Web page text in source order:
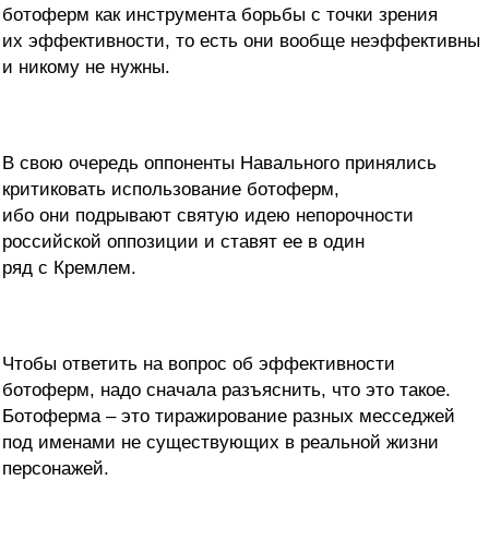
ботоферм как инструмента борьбы с точки зрения
их эффективности, то есть они вообще неэффективны
и никому не нужны.
В свою очередь оппоненты Навального принялись
критиковать использование ботоферм,
ибо они подрывают святую идею непорочности
российской оппозиции и ставят ее в один
ряд с Кремлем.
Чтобы ответить на вопрос об эффективности
ботоферм, надо сначала разъяснить, что это такое.
Ботоферма – это тиражирование разных месседжей
под именами не существующих в реальной жизни
персонажей.